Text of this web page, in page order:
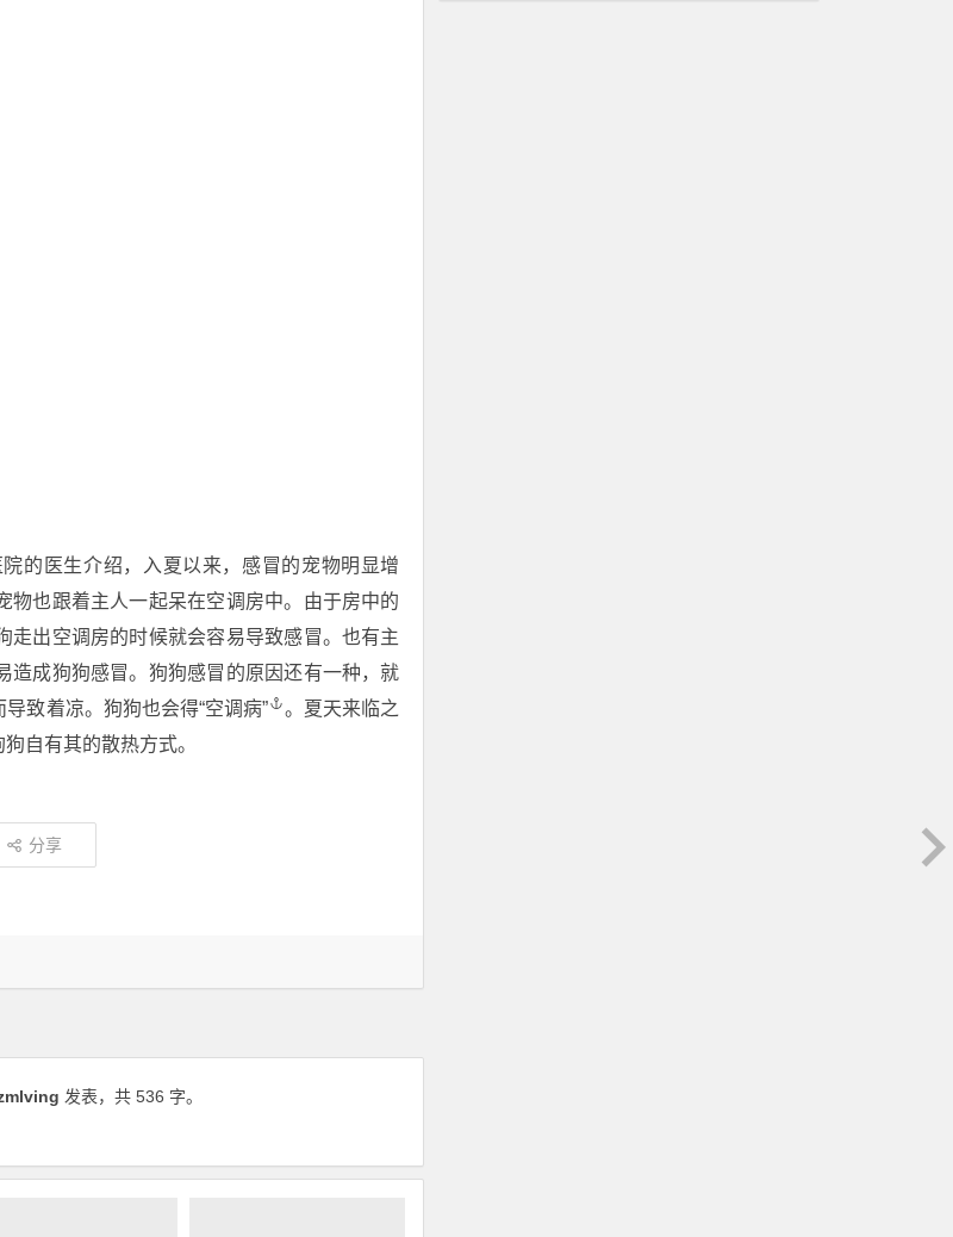
的医生介绍，入夏以来，感冒的宠物明显增
也跟着主人一起呆在空调房中。由于房中的
走出空调房的时候就会容易导致感冒。也有主
造成狗狗感冒。狗狗感冒的原因还有一种，就
导致着凉。狗狗也会得“空调病”
。夏天来临之
自有其的散热方式。
分享
发表，共 536 字。